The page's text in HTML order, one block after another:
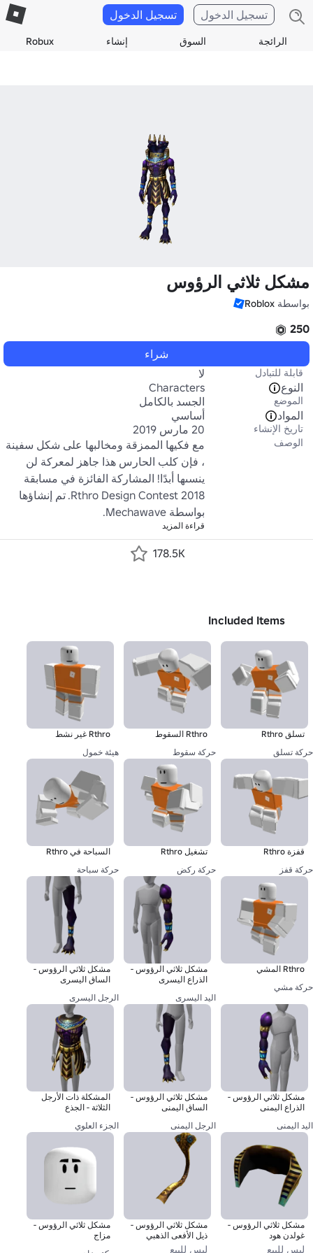
الرائجة السوق إنشاء Robux
تسجيل الدخول تسجيل الدخول
مشكل ثلاثي الرؤوس
بواسطة Roblox
250
شراء
قابلة للتبادل
لا
النوع
Characters
الموضع
الجسد بالكامل
المواد
أساسي
تاريخ الإنشاء 20 مارس 2019
الوصف
بواسطة Mechawave.
قراءة المزيد
178.5K
Included Items
تسلق Rthro
حركة تسلق
Rthro السقوط
حركة سقوط
Rthro غير نشط
هيئة خمول
قفزة Rthro
حركة قفز
تشغيل Rthro
حركة ركض
السباحة في Rthro
حركة سباحة
Rthro المشي
حركة مشي
مشكل ثلاثي الرؤوس -
الذراع اليسرى
اليد اليسرى
مشكل ثلاثي الرؤوس -
الساق اليسرى
الرجل اليسرى
مشكل ثلاثي الرؤوس -
الذراع اليمنى
اليد اليمنى
مشكل ثلاثي الرؤوس -
الساق اليمنى
الرجل اليمنى
المشكلة ذات الأرجل
الثلاثة - الجذع
الجزء العلوي
مشكل ثلاثي الرؤوس -
غولدن هود
ليس للبيع
مشكل ثلاثي الرؤوس -
ذيل الأفعى الذهبي
ليس للبيع
مشكل ثلاثي الرؤوس -
مزاج